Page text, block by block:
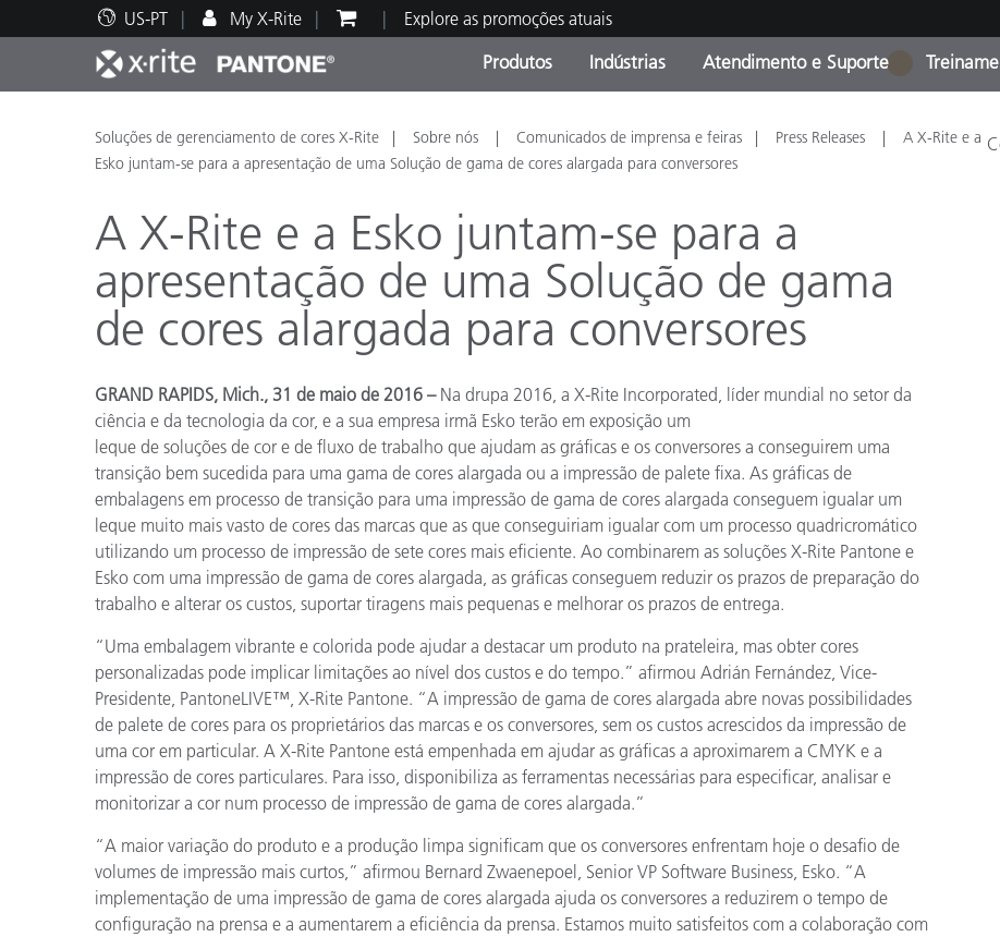
US-PT My X-Rite Explore as promoções atuais
Produtos
Principais produtos Categoria de Produtos
Produtos fora de linha -
Online Store
Indústrias
Impressão e Embalagem
Automotiva
Plásticos
Tintas e Revestimentos
Têxtil
Manufatura de Cosméticos
OEM Display & Printer
Produtos Eletrônicos
Papel
Materiais de Construção
Bens Duráveis
Atendimento e Suporte
Suporte Técnico Serviço de Manutenção Contate nossa equipe
Recursos Educacionais Formação
Brand Experience Center
Consultas e Auditorias
Principais Downloads
Outros recursos
1
Soluções de gerenciamento de cores X-Rite Sobre nós Comunicados de imprensa e feiras Press Releases
A X-Rite e a
Esko juntam-se para a apresentação de uma Solução de gama de cores alargada para conversores
A X-Rite e a Esko juntam-se para a
apresentação de uma Solução de gama
de cores alargada para conversores
GRAND RAPIDS, Mich., 31 de maio de 2016 –Na drupa 2016, a X-Rite Incorporated, líder mundial no setor da
ciência e da tecnologia da cor, e a sua empresa irmã Esko terão em exposição um
leque de soluções de cor e de fluxo de trabalho que ajudam as gráficas e os conversores a conseguirem uma
transição bem sucedida para uma gama de cores alargada ou a impressão de palete fixa. As gráficas de
embalagens em processo de transição para uma impressão de gama de cores alargada conseguem igualar um
leque muito mais vasto de cores das marcas que as que conseguiriam igualar com um processo quadricromático
utilizando um processo de impressão de sete cores mais eficiente. Ao combinarem as soluções X-Rite Pantone e
Esko com uma impressão de gama de cores alargada, as gráficas conseguem reduzir os prazos de preparação do
trabalho e alterar os custos, suportar tiragens mais pequenas e melhorar os prazos de entrega.
“Uma embalagem vibrante e colorida pode ajudar a destacar um produto na prateleira, mas obter cores
personalizadas pode implicar limitações ao nível dos custos e do tempo.” afirmou Adrián Fernández, Vice-
Presidente, PantoneLIVE™, X-Rite Pantone. “A impressão de gama de cores alargada abre novas possibilidades
de palete de cores para os proprietários das marcas e os conversores, sem os custos acrescidos da impressão de
uma cor em particular. A X-Rite Pantone está empenhada em ajudar as gráficas a aproximarem a CMYK e a
impressão de cores particulares. Para isso, disponibiliza as ferramentas necessárias para especificar, analisar e
monitorizar a cor num processo de impressão de gama de cores alargada.”
“A maior variação do produto e a produção limpa significam que os conversores enfrentam hoje o desafio de
volumes de impressão mais curtos,” afirmou Bernard Zwaenepoel, Senior VP Software Business, Esko. “A
implementação de uma impressão de gama de cores alargada ajuda os conversores a reduzirem o tempo de
configuração na prensa e a aumentarem a eficiência da prensa. Estamos muito satisfeitos com a colaboração com